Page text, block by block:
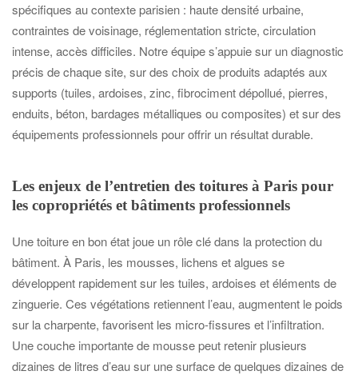
spécifiques au contexte parisien : haute densité urbaine,
contraintes de voisinage, réglementation stricte, circulation
intense, accès difficiles. Notre équipe s’appuie sur un diagnostic
précis de chaque site, sur des choix de produits adaptés aux
supports (tuiles, ardoises, zinc, fibrociment dépollué, pierres,
enduits, béton, bardages métalliques ou composites) et sur des
équipements professionnels pour offrir un résultat durable.
Les enjeux de l’entretien des toitures à Paris pour
les copropriétés et bâtiments professionnels
Une toiture en bon état joue un rôle clé dans la protection du
bâtiment. À Paris, les mousses, lichens et algues se
développent rapidement sur les tuiles, ardoises et éléments de
zinguerie. Ces végétations retiennent l’eau, augmentent le poids
sur la charpente, favorisent les micro-fissures et l’infiltration.
Une couche importante de mousse peut retenir plusieurs
dizaines de litres d’eau sur une surface de quelques dizaines de